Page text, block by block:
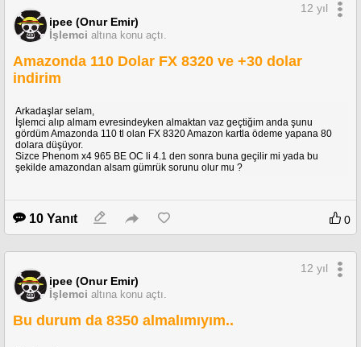
ipee (Onur Emir)
İşlemci altına konu açtı.
12 yıl
Amazonda 110 Dolar FX 8320 ve +30 dolar
indirim
Arkadaşlar selam,
İşlemci alıp almam evresindeyken almaktan vaz geçtiğim anda şunu
gördüm Amazonda 110 tl olan FX 8320 Amazon kartla ödeme yapana 80
dolara düşüyor.
Sizce Phenom x4 965 BE OC li 4.1 den sonra buna geçilir mi yada bu
şekilde amazondan alsam gümrük sorunu olur mu ?
10 Yanıt 0
ipee (Onur Emir)
İşlemci altına konu açtı.
12 yıl
Bu durum da 8350 almalımıyım..